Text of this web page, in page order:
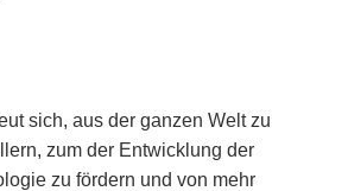
sich, aus der ganzen Welt zu
zum der Entwicklung der
zu fördern und von mehr